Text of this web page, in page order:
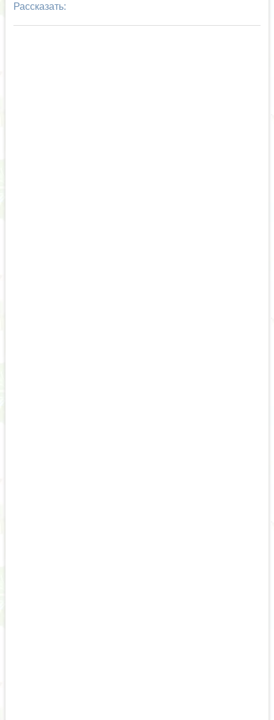
Рассказать: